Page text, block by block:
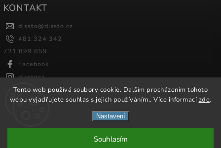
Tento web používá soubory cookie. Dalším procházením tohoto
webu vyjadřujete souhlas s jejich používáním.. Více informacízde.
Nastavení
Souhlasím
KONTAKT
dissto@dissto.cz
481 324 342
721 899 859
Facebook
disstocz
Shoptet| Design